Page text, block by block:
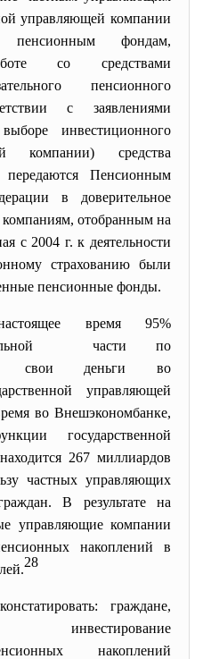
управляющей компании
пенсионным фондам,
со средствами
пенсионного
с заявлениями
инвестиционного
компании) средства
Пенсионным
в доверительное
отобранным на
с 2004 г. к деятельности
страхованию были
пенсионные фонды.
время 95%
части по
свои деньги во
управляющей
во Внешэкономбанке,
государственной
267 миллиардов
частных управляющих
В результате на
управляющие компании
накоплений в
28
граждане,
накоплений